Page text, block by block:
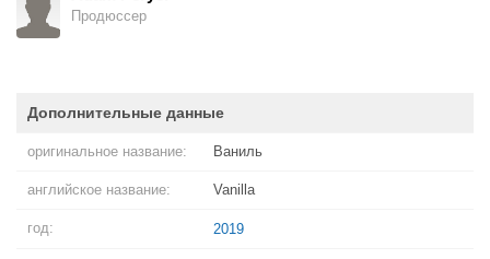
Продюссер
Дополнительные данные
оригинальное название: Ваниль
английское название: Vanilla
год: 2019